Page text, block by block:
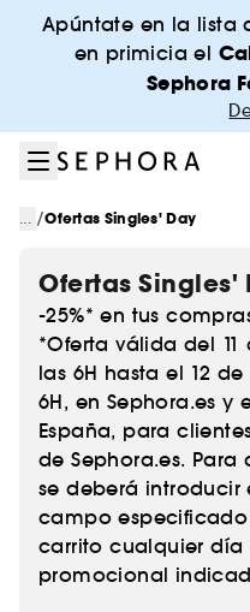
Ir al menú
Ir al contenido
Ir al pie de página
Apúntate en la lista
en primicia el
Sephora
... /Ofertas Singles' Day
Ofertas Singles'
-25%* en tus
*Oferta válida del
las 6H hasta el 12
6H, en Sephora.es y
España, para
de Sephora.es.
se deberá introducir
campo
carrito cualquier
promocional